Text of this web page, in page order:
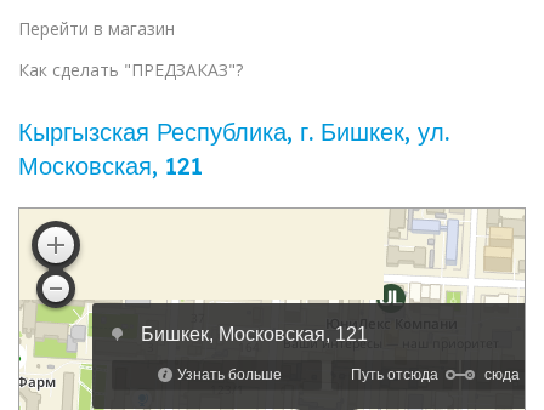
Перейти в магазин
Как сделать "ПРЕДЗАКАЗ"?
Кыргызская Республика, г. Бишкек, ул. ​
Московская, 121